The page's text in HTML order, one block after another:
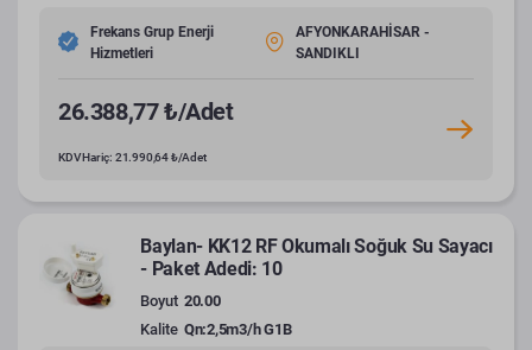
Frekans Grup Enerji
Hizmetleri
AFYONKARAHİSAR -
SANDIKLI
26.388,77 ₺/Adet
KDV Hariç: 21.990,64 ₺/Adet
Baylan- KK12 RF Okumalı Soğuk Su Sayacı
- Paket Adedi: 10
Boyut 20.00
Kalite Qn:2,5m3/h G1B